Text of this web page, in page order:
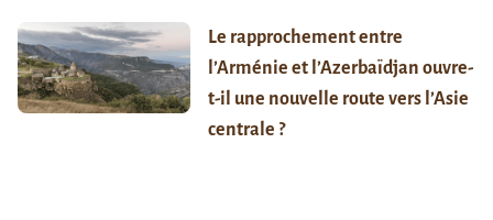
Le rapprochement entre
l’Arménie et l’Azerbaïdjan ouvre-
t-il une nouvelle route vers l’Asie
centrale ?